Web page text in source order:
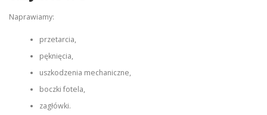
Naprawiamy:
przetarcia,
pęknięcia,
uszkodzenia mechaniczne,
boczki fotela,
zagłówki.